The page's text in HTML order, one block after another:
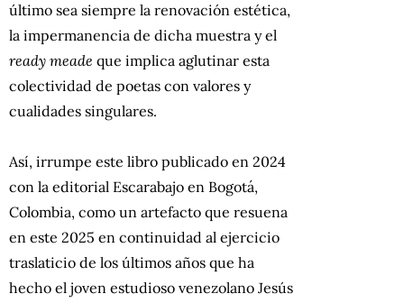
último sea siempre la renovación estética,
la impermanencia de dicha muestra y el
ready meade que implica aglutinar esta
colectividad de poetas con valores y
cualidades singulares.
Así, irrumpe este libro publicado en 2024
con la editorial Escarabajo en Bogotá,
Colombia, como un artefacto que resuena
en este 2025 en continuidad al ejercicio
traslaticio de los últimos años que ha
hecho el joven estudioso venezolano Jesús